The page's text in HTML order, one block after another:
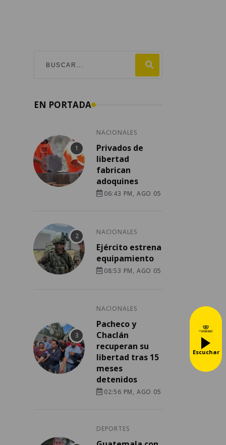
EN PORTADA
NACIONALES
Privados de
libertad
fabrican
adoquines
06:43 PM, AGO 05
NACIONALES
Ejército estrena
equipamiento
08:53 PM, AGO 05
NACIONALES
Pacheco y
Chaclán
recuperan su
libertad tras 15
meses
detenidos
02:56 PM, AGO 05
DEPORTES
Escuchar